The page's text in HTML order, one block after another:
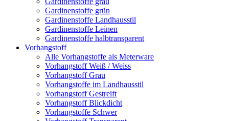
Gardinenstoffe grün
Gardinenstoffe Landhausstil
Gardinenstoffe Leinen
Gardinenstoffe halbtransparent
Vorhangstoff
Alle Vorhangstoffe als Meterware
Vorhangstoff Weiß / Weiss
Vorhangstoff Grau
Vorhangstoffe im Landhausstil
Vorhangstoff Gestreift
Vorhangstoff Blickdicht
Vorhangstoffe Schwer